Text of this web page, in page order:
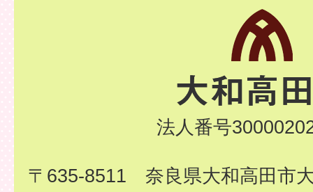
法人番号
〒635-8511 奈良県大和高田市